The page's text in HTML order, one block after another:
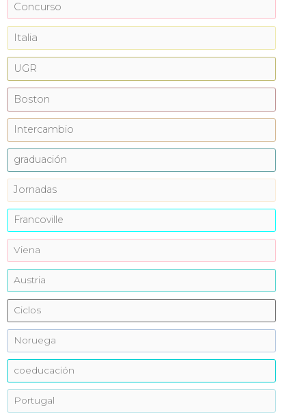
Concurso
Italia
UGR
Boston
Intercambio
graduación
Jornadas
Francoville
Viena
Austria
Ciclos
Noruega
coeducación
Portugal